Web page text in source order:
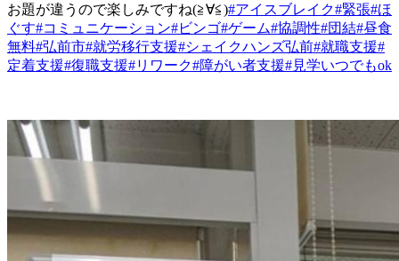
お題が違うので楽しみですね(≧∀≦)#アイスブレイク#緊張#ほ
ぐす#コミュニケーション#ビンゴ#ゲーム#協調性#団結#昼食
無料#弘前市#就労移行支援#シェイクハンズ弘前#就職支援#
定着支援#復職支援#リワーク#障がい者支援#見学いつでもok